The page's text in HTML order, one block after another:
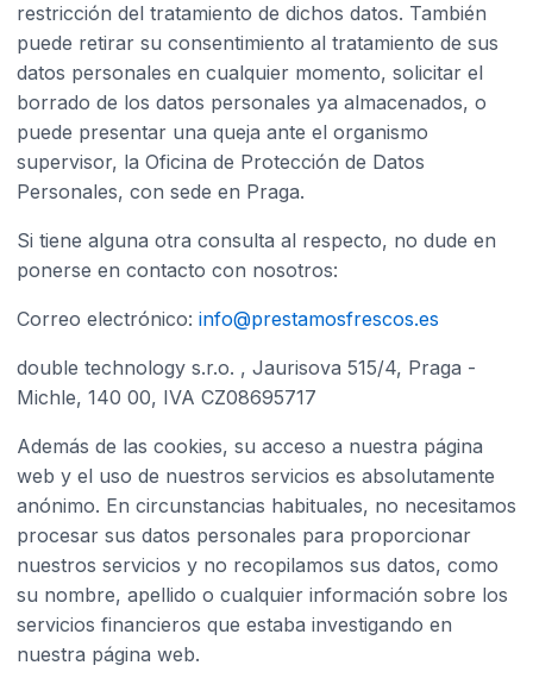
restricción del tratamiento de dichos datos. También
puede retirar su consentimiento al tratamiento de sus
datos personales en cualquier momento, solicitar el
borrado de los datos personales ya almacenados, o
puede presentar una queja ante el organismo
supervisor, la Oficina de Protección de Datos
Personales, con sede en Praga.
Si tiene alguna otra consulta al respecto, no dude en
ponerse en contacto con nosotros:
Correo electrónico: info@prestamosfrescos.es
double technology s.r.o. , Jaurisova 515/4, Praga -
Michle, 140 00, IVA CZ08695717
Además de las cookies, su acceso a nuestra página
web y el uso de nuestros servicios es absolutamente
anónimo. En circunstancias habituales, no necesitamos
procesar sus datos personales para proporcionar
nuestros servicios y no recopilamos sus datos, como
su nombre, apellido o cualquier información sobre los
servicios financieros que estaba investigando en
nuestra página web.